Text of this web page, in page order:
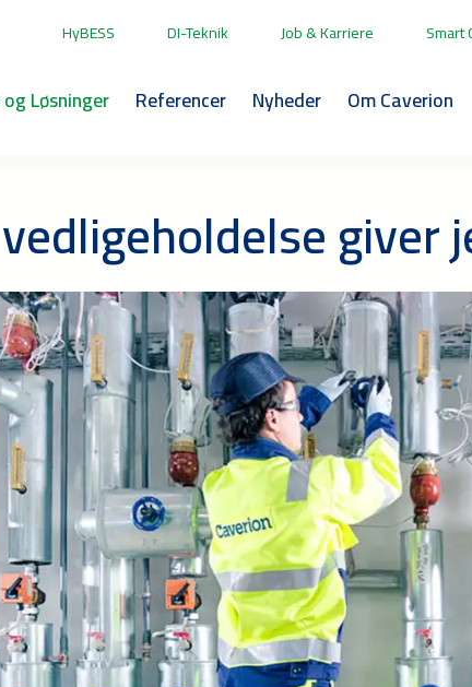
HyBESS DI-Teknik Job & Karriere Smart
Løsninger Referencer Nyheder Om Caverion
giver